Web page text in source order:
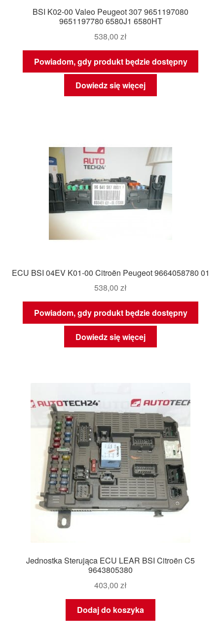
BSI K02-00 Valeo Peugeot 307 9651197080
9651197780 6580J1 6580HT
538,00 zł
Powiadom, gdy produkt będzie dostępny
Dowiedz się więcej
ECU BSI 04EV K01-00 Citroën Peugeot 9664058780 01
538,00 zł
Powiadom, gdy produkt będzie dostępny
Dowiedz się więcej
Jednostka Sterująca ECU LEAR BSI Citroën C5
9643805380
403,00 zł
Dodaj do koszyka